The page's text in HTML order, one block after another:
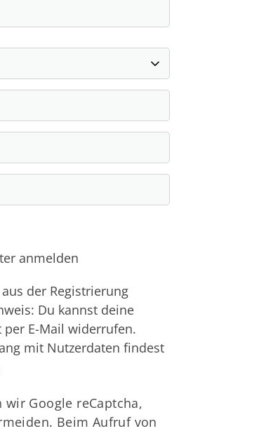
anmelden
der Registrierung
Du kannst deine
E-Mail widerrufen.
mit Nutzerdaten findest
Google reCaptcha,
Beim Aufruf von